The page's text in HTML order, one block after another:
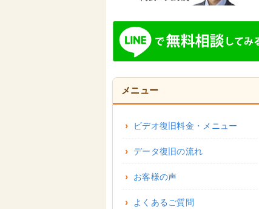
メニュー
ビデオ復旧料金・メニュー
データ復旧の流れ
お客様の声
よくあるご質問